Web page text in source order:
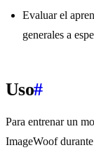
Evaluar el
generales a
Uso#
Para entrenar un
ImageWoof